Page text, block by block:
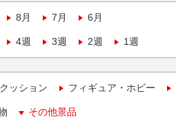
8月 7月 6月
4週 3週 2週 1週
ッション フィギュア・ホビー
その他景品